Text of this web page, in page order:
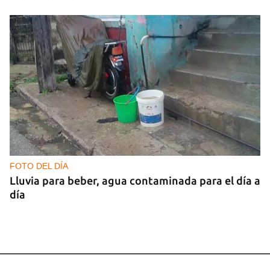
FOTO DEL DÍA
Lluvia para beber, agua contaminada para el día a
día